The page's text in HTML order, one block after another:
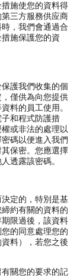
施使您的資料得
三方服務供应商
，我們會通過合
施保護您的資
護我們收集的個
僅供為向您提供
料的員工使用。
和程式防護措
或非法的處理以
碼以便進入我們
保密。您應選擇
透露該密碼。
定的，特別是基
約有關的資料的
限過後，該資料
的同意處理您的
料），若您之後
關您的要求的記